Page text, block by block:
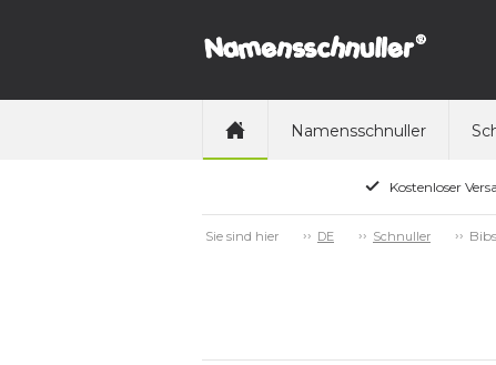
Namensschnuller
Kostenloser
Sie sind hier DE Schnuller